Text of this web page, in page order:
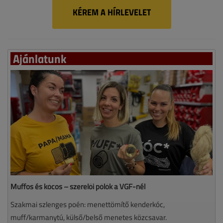
KÉREM A HÍRLEVELET
Ajánlatunk
Muffos és kócos – szerelői pólók a VGF-nél
Szakmai szlenges poén: menettömítő kenderkóc,
muff/karmanytú, külső/belső menetes közcsavar.